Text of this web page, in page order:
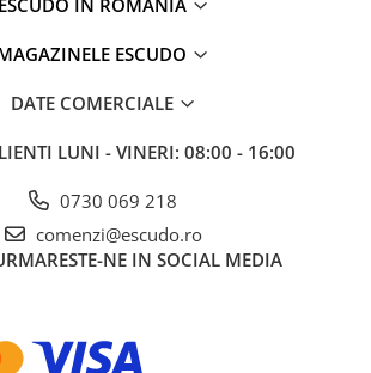
ESCUDO
DATE COMERCIALE
LUNI - VINERI: 08:00 - 16:00
0730 069 218
comenzi@escudo.ro
NE IN SOCIAL MEDIA